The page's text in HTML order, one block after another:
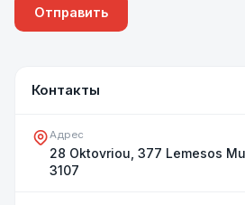
Контакты
Адрес
28 Oktovriou, 377 ​Lemesos
3107